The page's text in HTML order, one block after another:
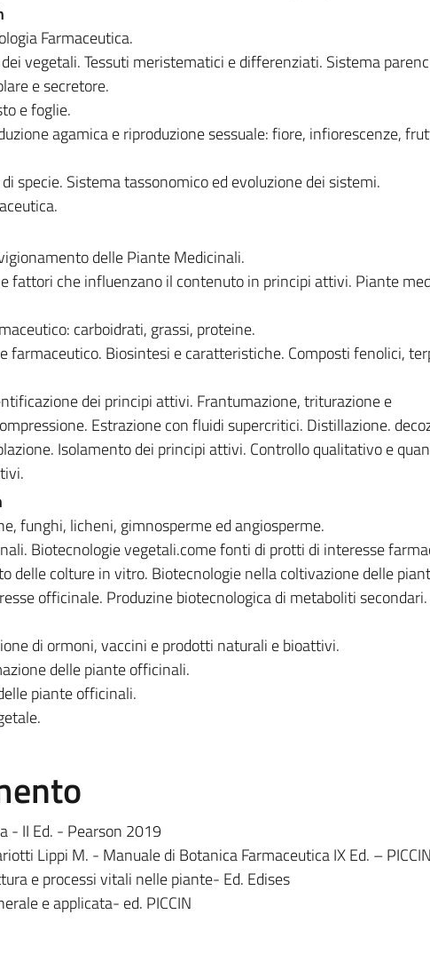
Farmaceutica.
vegetali. Tessuti meristematici e differenziati. Sistema
e secretore.
e foglie.
agamica e riproduzione sessuale: fiore, infiorescenze,
specie. Sistema tassonomico ed evoluzione dei sistemi.
delle Piante Medicinali.
fattori che influenzano il contenuto in principi attivi. Piante
carboidrati, grassi, proteine.
farmaceutico. Biosintesi e caratteristiche. Composti fenolici,
dei principi attivi. Frantumazione, triturazione e
Estrazione con fluidi supercritici. Distillazione.
Isolamento dei principi attivi. Controllo qualitativo e
funghi, licheni, gimnosperme ed angiosperme.
Biotecnologie vegetali.come fonti di protti di interesse
delle colture in vitro. Biotecnologie nella coltivazione delle
officinale. Produzine biotecnologica di metaboliti secondari.
di ormoni, vaccini e prodotti naturali e bioattivi.
delle piante officinali.
piante officinali.
- II Ed. - Pearson 2019
Lippi M. - Manuale di Botanica Farmaceutica IX Ed. –
e processi vitali nelle piante- Ed. Edises
e applicata- ed. PICCIN